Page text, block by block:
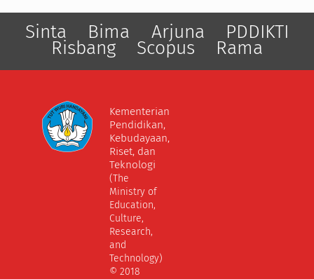
Sinta Bima Arjuna PDDIKTI
Risbang Scopus Rama
Kementerian
Pendidikan,
Kebudayaan,
Riset, dan
Teknologi
(The
Ministry of
Education,
Culture,
Research,
and
Technology)
© 2018